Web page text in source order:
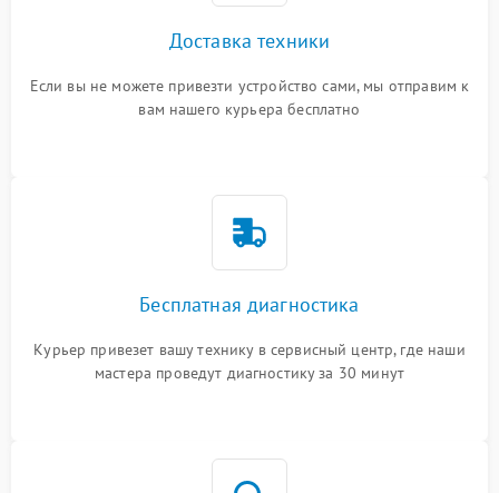
Доставка техники
Если вы не можете привезти устройство сами, мы отправим к
вам нашего курьера бесплатно
Бесплатная диагностика
Курьер привезет вашу технику в сервисный центр, где наши
мастера проведут диагностику за 30 минут